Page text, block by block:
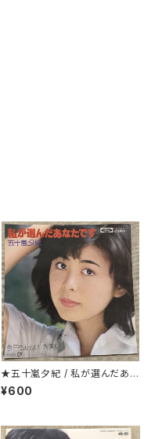
★五十嵐夕紀 / 私が選んだあな
たです
¥600